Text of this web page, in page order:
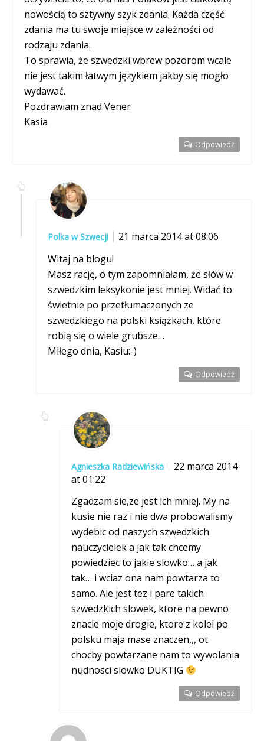
nowością to sztywny szyk zdania. Każda część
zdania ma tu swoje miejsce w zależności od
rodzaju zdania.
To sprawia, że szwedzki wbrew pozorom wcale
nie jest takim łatwym językiem jakby się mogło
wydawać.
Pozdrawiam znad Vener
Kasia
Odpowiedź
Polka w Szwecji
21 marca 2014 at 08:06
Witaj na blogu!
Masz rację, o tym zapomniałam, że słów w
szwedzkim leksykonie jest mniej. Widać to
świetnie po przetłumaczonych ze
szwedzkiego na polski książkach, które
robią się o wiele grubsze…
Miłego dnia, Kasiu:-)
Odpowiedź
Agnieszka Radziewińska
22 marca 2014
at 01:22
Zgadzam sie,ze jest ich mniej. My na
kusie nie raz i nie dwa probowalismy
wydebic od naszych szwedzkich
nauczycielek a jak tak chcemy
powiedziec to jakie slowko… a jak
tak… i wciaz ona nam powtarza to
samo. Ale jest tez i pare takich
szwedzkich slowek, ktore na pewno
znacie moje drogie, ktore z kolei po
polsku maja mase znaczen,,, ot
chocby powtarzane nam to wywolania
nudnosci slowko DUKTIG
Odpowiedź